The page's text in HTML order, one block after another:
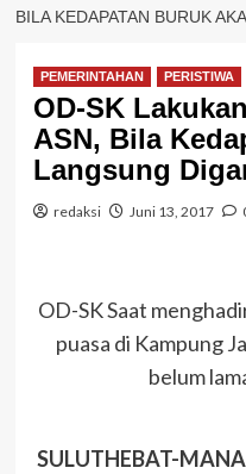
BILA KEDAPATAN BURUK
PEMERINTAHAN PERISTIWA
OD-SK
ASN, Bila
Langsung
redaksi Juni 13, 2017
OD-SK Saat
puasa di Kampung
belum
SULUTHEBAT-